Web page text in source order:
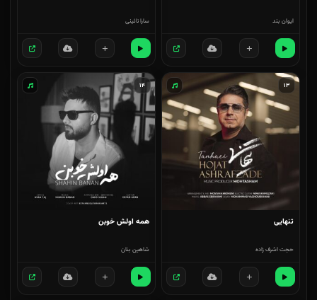
ایوان بند سارا نائینی
۱۳
تنهایی
حجت اشرف زاده
۱۴
همه اولش خوبن
شاهین بنان